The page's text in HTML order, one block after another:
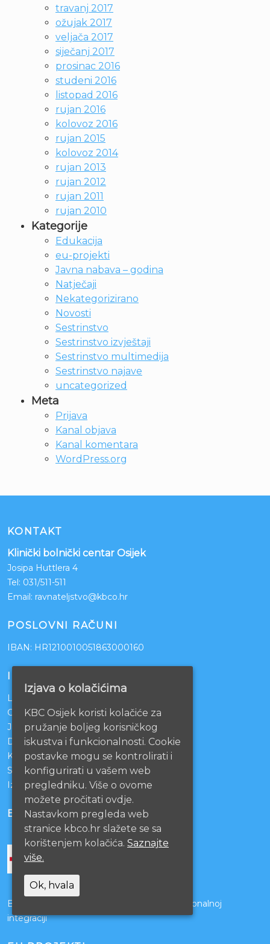
travanj 2017
ožujak 2017
veljača 2017
siječanj 2017
prosinac 2016
studeni 2016
listopad 2016
rujan 2016
kolovoz 2016
rujan 2015
kolovoz 2014
rujan 2013
rujan 2012
rujan 2011
rujan 2010
Kategorije
Edukacija
eu-projekti
Javna nabava – godina
Natječaji
Nekategorizirano
Novosti
Sestrinstvo
Sestrinstvo izvještaji
Sestrinstvo multimedija
Sestrinstvo najave
uncategorized
Meta
Prijava
Kanal objava
Kanal komentara
WordPress.org
KONTAKT
Klinički bolnički centar Osijek
Josipa Huttlera 4
Tel: 031/511-511
Email: ravnateljstvo@kbco.hr
POSLOVNI RAČUNI
IBAN: HR1210010051863000160
INFORMACIJE
Lista čekanja
Centralno naručivanje pacijenata
Javna nabava
Darivanje krvi
KBCO Webmail
Sestrinstvo KBC Osijek
Izjava o pristupačnosti mrežnih stranica
BOLNICE PARTNERI
Bolnice s kojima je potpisan ugovor o funkcionalnoj
integraciji
Izjava o kolačićima
KBC Osijek koristi kolačiće za
pružanje boljeg korisničkog
iskustva i funkcionalnosti. Cookie
postavke mogu se kontrolirati i
konfigurirati u vašem web
pregledniku. Više o ovome
možete pročitati ovdje.
Nastavkom pregleda web
stranice kbco.hr slažete se sa
korištenjem kolačića. Saznajte
više.
Ok, hvala